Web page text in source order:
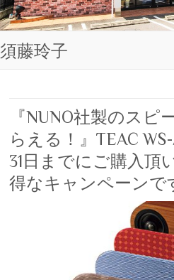
須藤玲子
『NUNO社製のスピ
らえる！』TEAC
31日までにご購入頂
得なキャンペーンで